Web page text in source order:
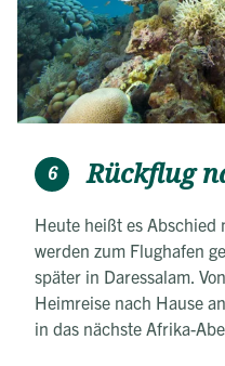
6 Rückflug
Heute heißt es Abschied
werden zum Flughafen
später in Daressalam.
Heimreise nach Hause
in das nächste Afrika-